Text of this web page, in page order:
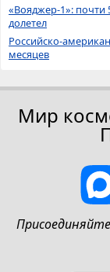
«Вояджер-1»: почти
долетел
Российско-
месяцев
Мир